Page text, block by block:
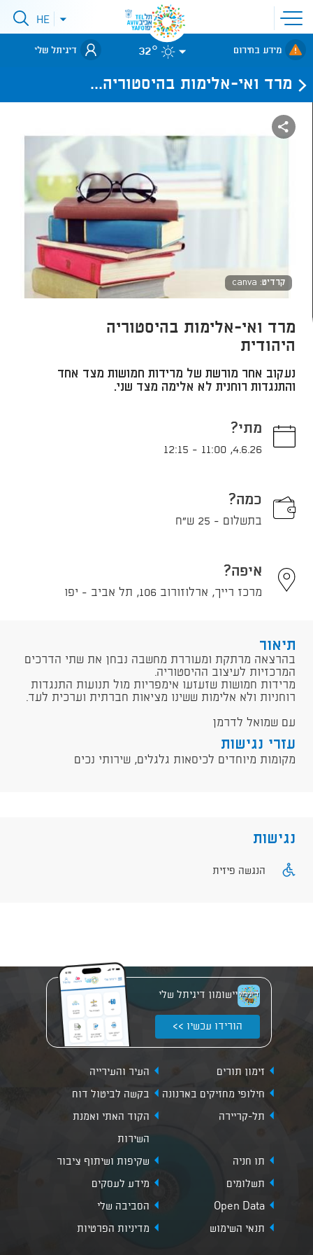
פתיחת
תפריט
אתר
לאתר עיריית
תל-אביב
פתיחתHE
מידע בחירום 32° דיגיתל שלי
מרד ואי-אלימות בהיסטוריה...
קרדיט: canva
מרד ואי-אלימות בהיסטוריה
היהודית
נעקוב אחר מורשת של מרידות חמושות מצד אחד
והתנגדות רוחנית לא אלימה מצד שני.
מתי?
4.6.26
,
11:00
-
12:15
כמה?
בתשלום - 25 ש"ח
איפה?
מרכז רייך, ארלוזורוב 106, תל אביב - יפו
תיאור
בהרצאה מרתקת ומעוררת מחשבה נבחן את שתי הדרכים
המרכזיות לעיצוב ההיסטוריה.
מרידות חמושות שזעזעו אימפריות מול תנועות התנגדות
רוחניות ולא אלימות ששינו מציאות חברתית וערכית לעד.
עם שמואל לדרמן
עזרי נגישות
מקומות מיוחדים לכיסאות גלגלים, שירותי נכים
נגישות
הנגשה פיזית
יישומון דיגיתל שלי
הורידו עכשיו >>
זימון תורים
העיר והעירייה
חילופי מחזיקים בארנונה
בקשה לביטול דוח
תל-קריירה
הקוד האתי ואמנת
השירות
תו חניה
שקיפות ושיתוף ציבור
תשלומים
מידע לעסקים
Open Data
הסביבה שלי
תנאי השימוש
מדיניות הפרטיות